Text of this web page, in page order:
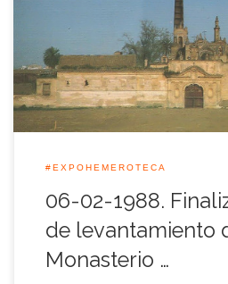
María de las Cuevas de la Cartuja
Consejería de Obras Públicas y
confeccionaron unos doscientos
realizarse en […]
#EXPOHEMEROTECA
06-02-1988.
de levantamiento
Monasterio …